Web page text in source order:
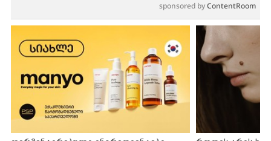
sponsored byContentRoom